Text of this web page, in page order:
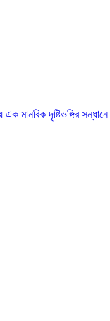
মানবিক দৃষ্টিভঙ্গির সন্ধানে